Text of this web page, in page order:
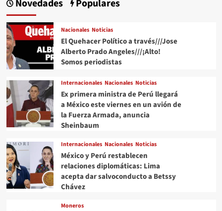
Novedades Populares
Nacionales Noticias
El Quehacer Político a través///Jose
Alberto Prado Angeles///¡Alto!
Somos periodistas
Internacionales Nacionales Noticias
Ex primera ministra de Perú llegará
a México este viernes en un avión de
la Fuerza Armada, anuncia
Sheinbaum
Internacionales Nacionales Noticias
México y Perú restablecen
relaciones diplomáticas: Lima
acepta dar salvoconducto a Betssy
Chávez
Moneros